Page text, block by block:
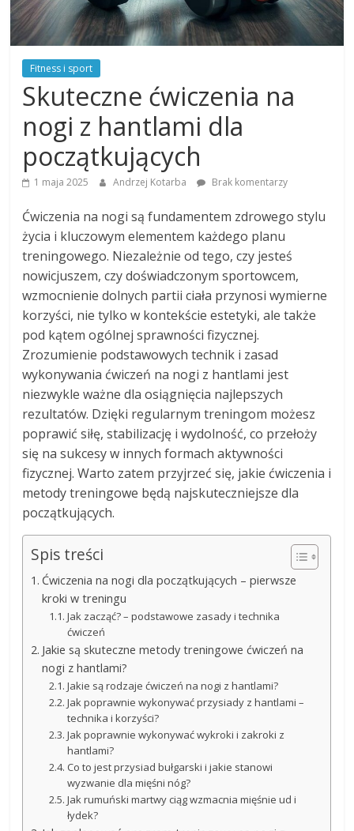
Fitness i sport
Skuteczne ćwiczenia na
nogi z hantlami dla
początkujących
1 maja 2025 Andrzej Kotarba Brak komentarzy
Ćwiczenia na nogi są fundamentem zdrowego stylu
życia i kluczowym elementem każdego planu
treningowego. Niezależnie od tego, czy jesteś
nowicjuszem, czy doświadczonym sportowcem,
wzmocnienie dolnych partii ciała przynosi wymierne
korzyści, nie tylko w kontekście estetyki, ale także
pod kątem ogólnej sprawności fizycznej.
Zrozumienie podstawowych technik i zasad
wykonywania ćwiczeń na nogi z hantlami jest
niezwykle ważne dla osiągnięcia najlepszych
rezultatów. Dzięki regularnym treningom możesz
poprawić siłę, stabilizację i wydolność, co przełoży
się na sukcesy w innych formach aktywności
fizycznej. Warto zatem przyjrzeć się, jakie ćwiczenia i
metody treningowe będą najskuteczniejsze dla
początkujących.
Spis treści
Ćwiczenia na nogi dla początkujących – pierwsze
kroki w treningu
Jak zacząć? – podstawowe zasady i technika
ćwiczeń
Jakie są skuteczne metody treningowe ćwiczeń na
nogi z hantlami?
Jakie są rodzaje ćwiczeń na nogi z hantlami?
Jak poprawnie wykonywać przysiady z hantlami –
technika i korzyści?
Jak poprawnie wykonywać wykroki i zakroki z
hantlami?
Co to jest przysiad bułgarski i jakie stanowi
wyzwanie dla mięśni nóg?
Jak rumuński martwy ciąg wzmacnia mięśnie ud i
łydek?